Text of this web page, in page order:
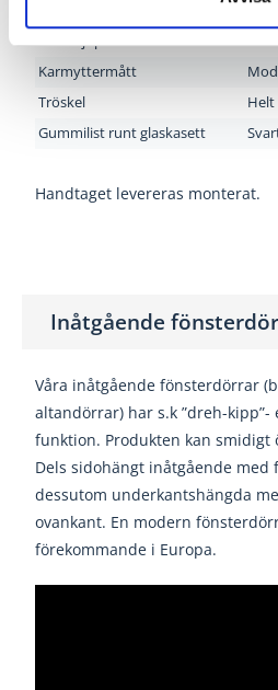
Karmdjup
78
Karmyttermått
Tröskel
Helt
Gummilist runt glaskasett
Handtaget levereras monterat.
Inåtgående
Våra inåtgående fönsterdörrar
altandörrar) har s.k ”dreh-kipp”-
funktion. Produkten kan smidigt
Dels sidohängt inåtgående med
dessutom underkantshängda
ovankant. En modern
förekommande i Europa.